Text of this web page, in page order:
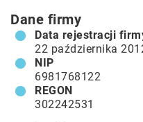
Dane firmy
Data rejestracji
22 października
NIP
6981768122
REGON
302242531